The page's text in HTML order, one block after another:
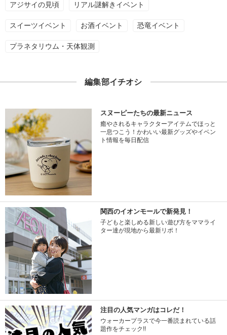
アジサイの見頃 リアル謎解きイベント
スイーツイベント お酒イベント 恐竜イベント
プラネタリウム・天体観測
編集部イチオシ
スヌーピーたちの最新ニュース
癒やされるキャラクターアイテムでほっと
一息つこう！かわいい最新グッズやイベン
ト情報を毎日配信
関西のイオンモールで新発見！
子どもと楽しめる新しい遊び方をママライ
ター達が現地から最新リポ！
注目の人気マンガはコレだ！
ウォーカープラスで今一番読まれている話
題作をチェック!!